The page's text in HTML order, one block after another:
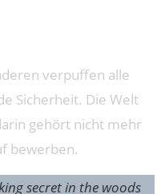
verpuffen alle
Sicherheit. Die Welt
gehört nicht mehr
bewerben.
secret in the woods